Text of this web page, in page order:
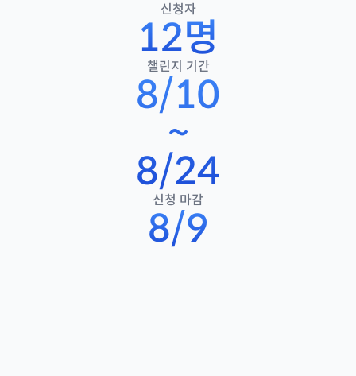
신청자
12명
챌린지 기간
8/10
~
8/24
신청 마감
8/9